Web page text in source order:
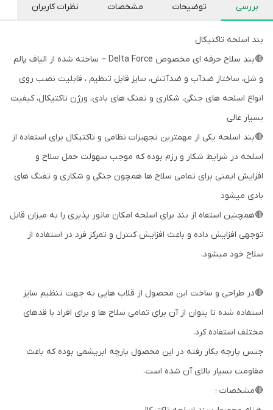
بررسی توضیحات مشخصات نظرات کاربران
بند اسلحه تاکتیکال
🔴بند سلاح حرفه ای مخصوص Delta Force – ساخته شده از الیاف پالم
و شل، ساختاز ضدآب و ضدآتش، سایز قابل تنظیم ، قابلیت نصب روی
انواع اسلحه های جنگی، شکاری و تفنگ های بادی، ورژن تاکتیکال، کیفیت
بسیار عالی
🔴بند اسلحه یکی از مهمترین تجهیزات نظامی و تاکتیکال برای استفاده از
اسلحه در شرایط شکار و رزم بوده که موجب سهولت حمل سلاح و
افزایش ایمنی برای تمامی سلاح ها همچون جنگی و شکاری و تفنگ های
بادی میشود
🔴همچنین استفاه از بند برای اسلحه امکان مانور پذیری را به میزان قابل
توجهی افزایش داده و باعث افزایش کنترل و تمرکز فرد در استفاده از
سلاح خود میشود.
🔴در طراحی و ساخت این محصول از قلاب هایی به جهت تنظیم سایز
استفاده شده تا بتوان از آن برای تمامی سلاح ها و برای افراد با قدهای
مختلف استفاده کرد.
جنس پارچه بکار رفته در این محصول پارچه ابریشمی بوده که باعث
مقاومت بسیار بالای آن شده است.
🔴مشخصات ؛